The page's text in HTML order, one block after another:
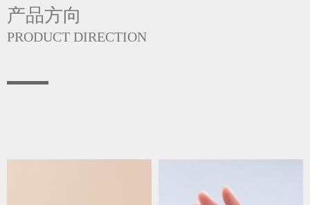
产品方向
PRODUCT DIRECTION